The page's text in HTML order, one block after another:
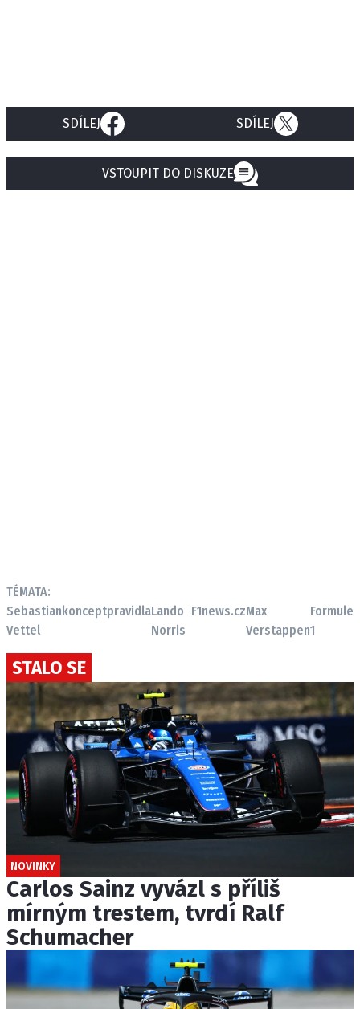
SDÍLEJ SDÍLEJ
VSTOUPIT DO DISKUZE
TÉMATA:
Sebastian
Vettel
konceptpravidlaLando
Norris
F1news.czMax
Verstappen
Formule
1
STALO SE
NOVINKY
Carlos Sainz vyvázl s příliš
mírným trestem, tvrdí Ralf
Schumacher